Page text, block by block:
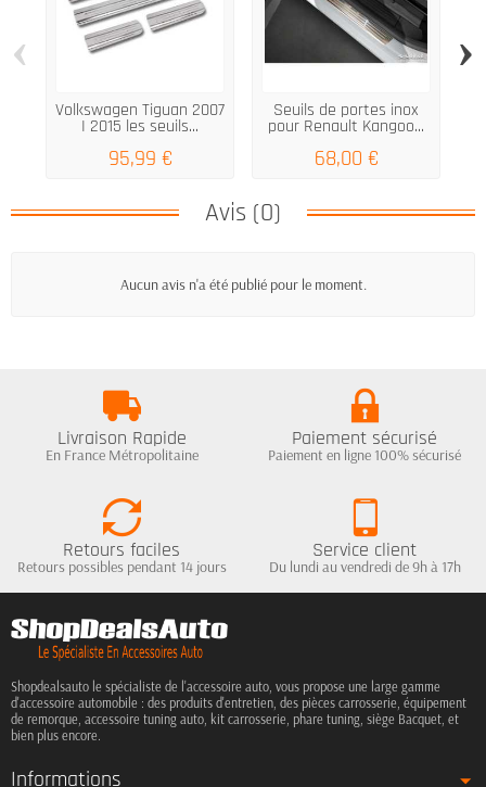
Volkswagen Tiguan 2007
I 2015 les seuils...
95,99 €
Seuils de portes inox
pour Renault Kangoo...
68,00 €
‹ ›
Avis (0)
Aucun avis n'a été publié pour le moment.
Livraison Rapide
En France Métropolitaine
Paiement sécurisé
Paiement en ligne 100% sécurisé
Retours faciles
Retours possibles pendant 14 jours
Service client
Du lundi au vendredi de 9h à 17h
Shopdealsauto le spécialiste de l'accessoire auto, vous propose une large gamme
d'accessoire automobile : des produits d'entretien, des pièces carrosserie, équipement
de remorque, accessoire tuning auto, kit carrosserie, phare tuning, siège Bacquet, et
bien plus encore.
Informations